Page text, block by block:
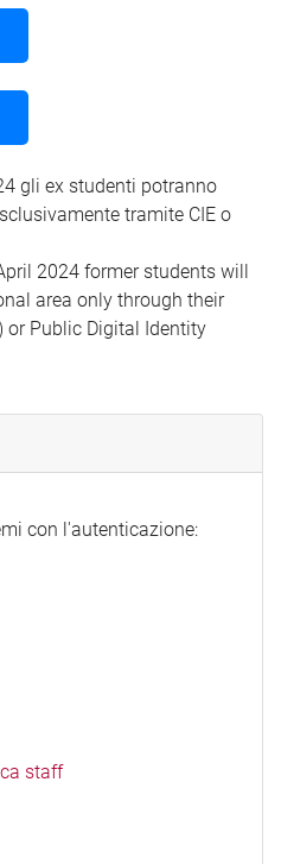
gli ex studenti potranno
tramite CIE o
2024 former students will
area only through their
or Public Digital Identity
con l'autenticazione:
staff